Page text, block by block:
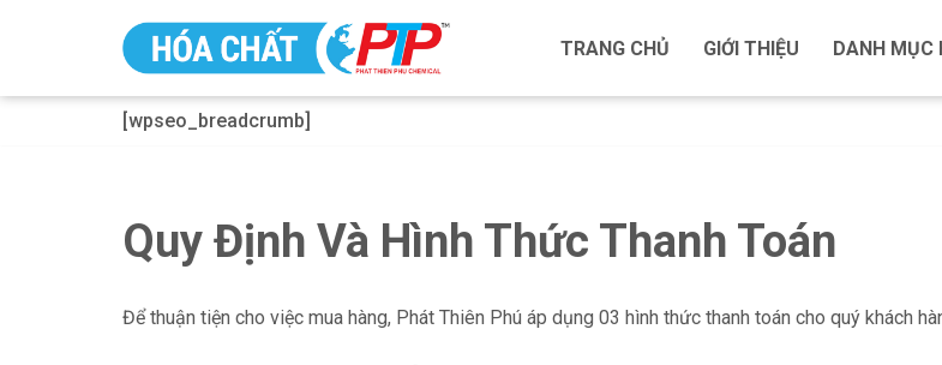
tới
TRANG CHỦ GIỚI THIỆU DANH MỤC
[wpseo_breadcrumb]
Quy Định Và Hình Thức Thanh Toán
Để thuận tiện cho việc mua hàng, Phát Thiên Phú áp dụng 03 hình thức thanh toán cho quý khách